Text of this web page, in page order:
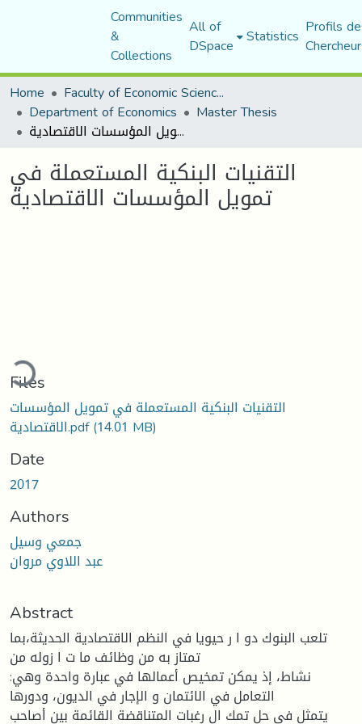
Communities
&
Collections
All of
DSpace Statistics Profils
Home
Faculty of Economic Sciences, Commerce and Management Sciences
Department of Economics Master Thesis
التقنيات البنكية المستعملة في تمويل المؤسسات الاقتصادية
التقنيات البنكية المستعملة في
تمويل المؤسسات الاقتصادية
Files
التقنيات البنكية المستعملة في تمويل المؤسسات
الاقتصادية.pdf(14.01 MB)
Date
2017
Authors
جمعي وسيل
عبد اللاوي مروان
Abstract
تلعب البنوك دو ا ر حيويا في النظم الاقتصادية الحديثة،بما
تمتاز به من وظائف ما ت ا زوله من
نشاط، إذ يمكن تمخيص أعمالها في عبارة واحدة وهي:
التعامل في الائتمان و الإجار في الديون، ودورها
يتمثل في حل تمك ال رغبات المتناقضة القائمة بين أصاحب